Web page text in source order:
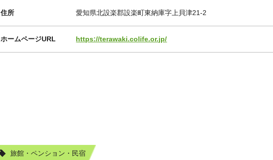
住所 愛知県北設楽郡設楽町東納庫字上貝津21-2
ホームページURL https://terawaki.colife.or.jp/
旅館・ペンション・民宿